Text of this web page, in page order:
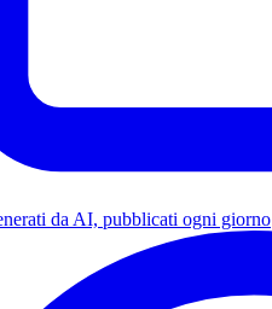
da AI, pubblicati ogni giorno